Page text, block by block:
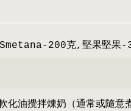
200克,堅果堅果-
化油攪拌煉奶（通常或隨意